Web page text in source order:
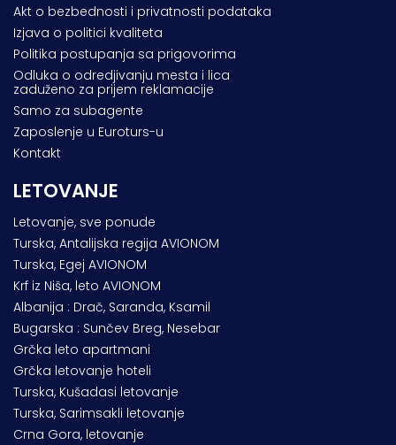
Akt o bezbednosti i privatnosti podataka
Izjava o politici kvaliteta
Politika postupanja sa prigovorima
Odluka o odredjivanju mesta i lica
zaduženo za prijem reklamacije
Samo za subagente
Zaposlenje u Euroturs-u
Kontakt
LETOVANJE
Letovanje, sve ponude
Turska, Antalijska regija AVIONOM
Turska, Egej AVIONOM
Krf iz Niša, leto AVIONOM
Albanija : Drač, Saranda, Ksamil
Bugarska : Sunčev Breg, Nesebar
Grčka leto apartmani
Grčka letovanje hoteli
Turska, Kušadasi letovanje
Turska, Sarimsakli letovanje
Crna Gora, letovanje